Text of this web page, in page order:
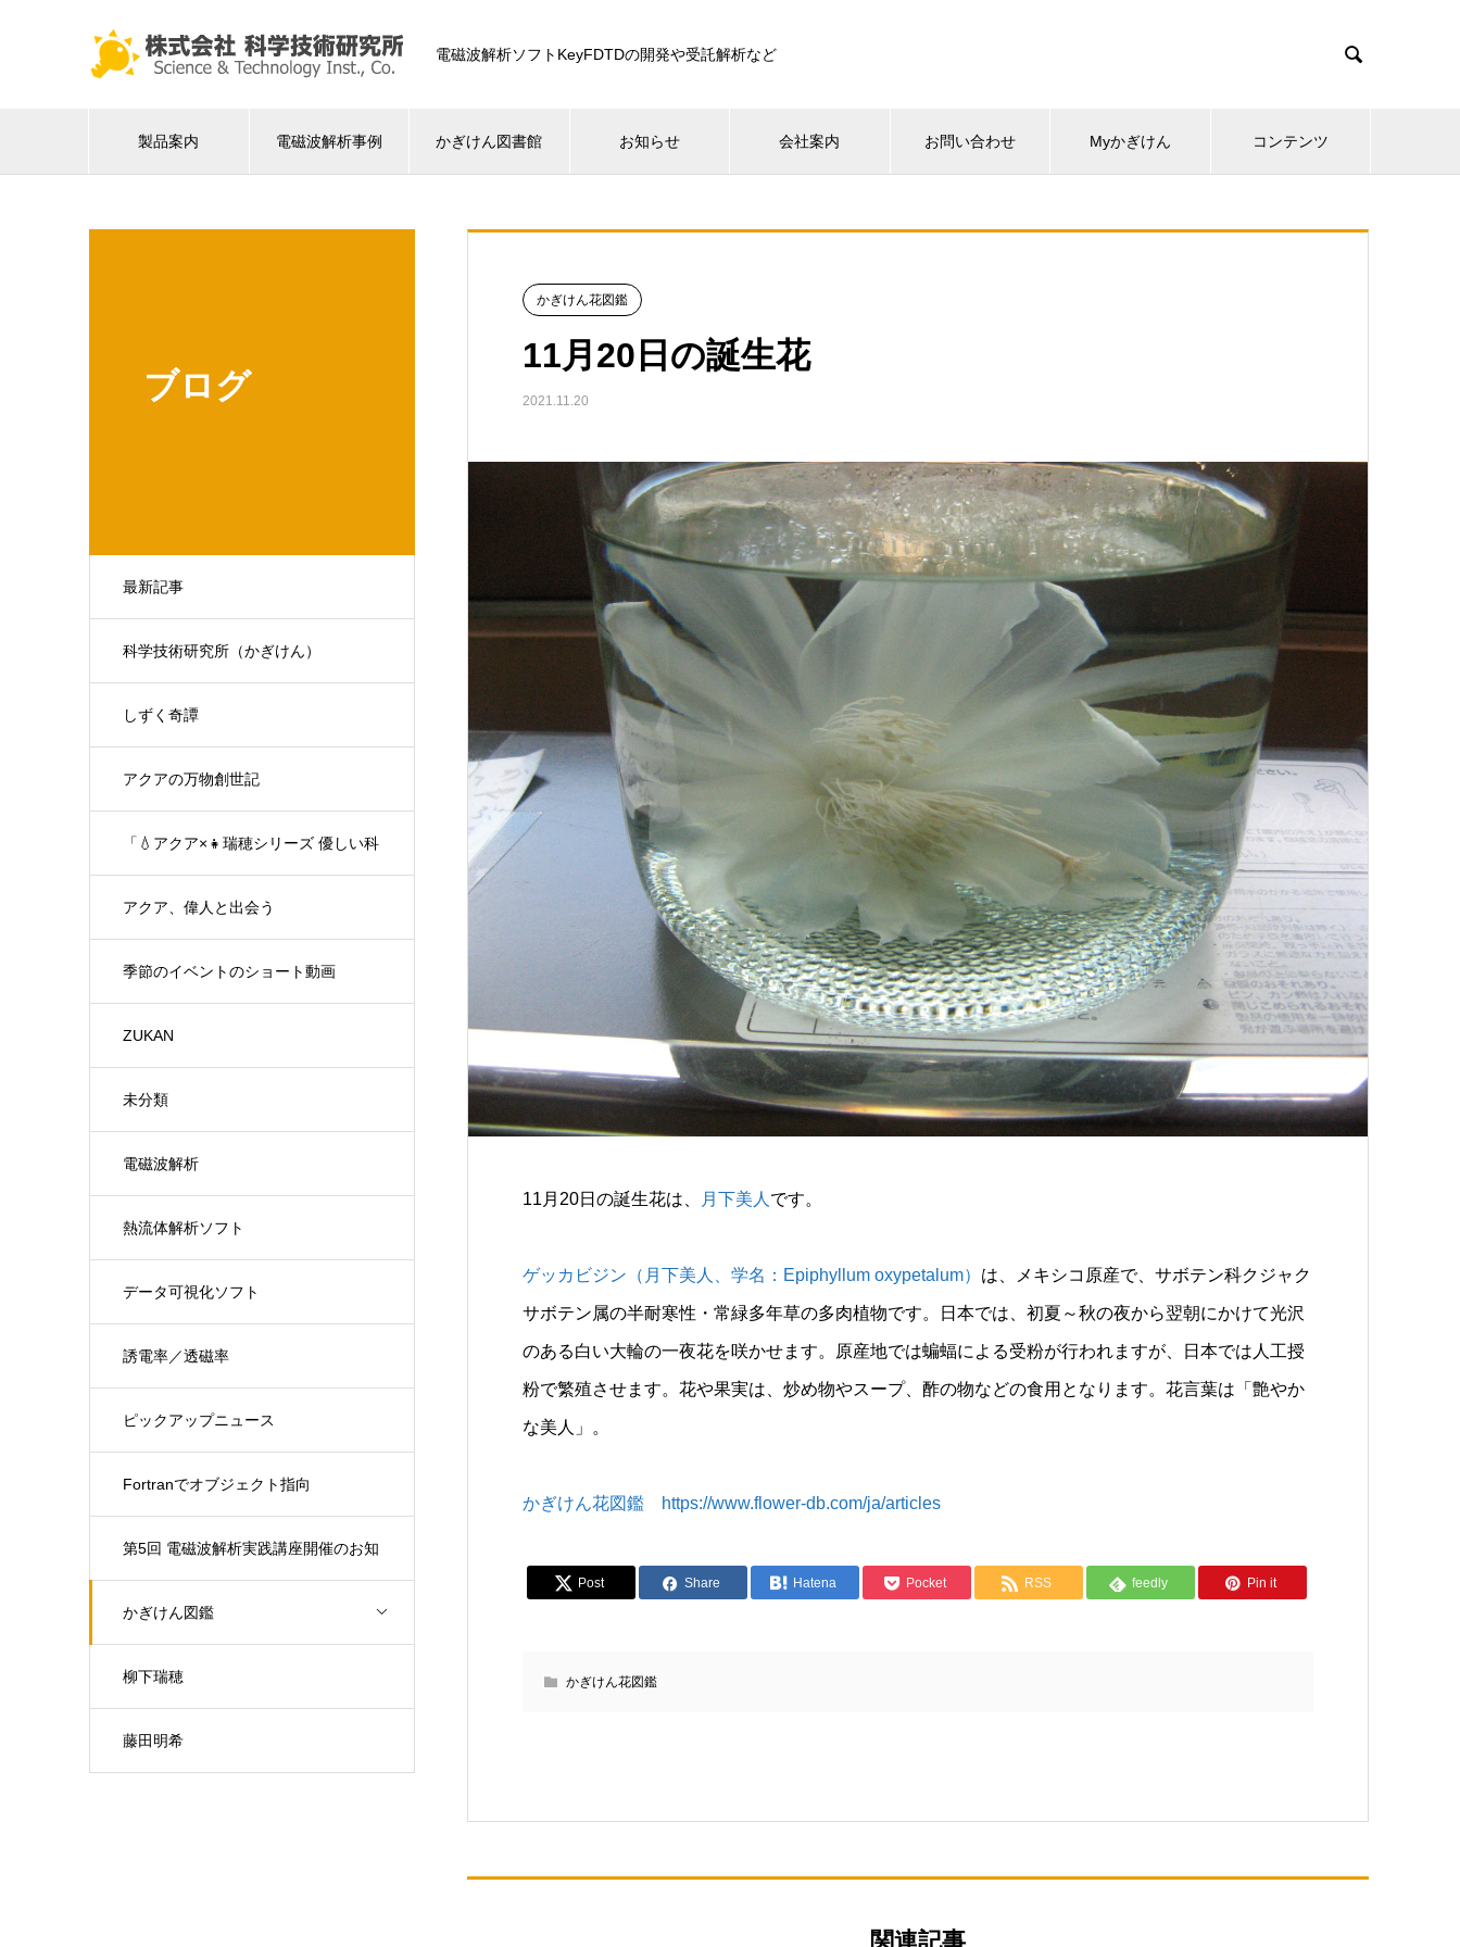
電磁波解析ソフトKeyFDTDの開発や受託解析など 
製品案内 電磁波解析事例 かぎけん図書館 お知らせ 会社案内 お問い合わせ Myかぎけん コンテンツ
ブログ
最新記事
科学技術研究所（かぎけん）
しずく奇譚
アクアの万物創世記
「💧アクア×👧瑞穂シリーズ 優しい科
学の対話」
アクア、偉人と出会う
季節のイベントのショート動画
ZUKAN
未分類
電磁波解析
熱流体解析ソフト
データ可視化ソフト
誘電率／透磁率
ピックアップニュース
Fortranでオブジェクト指向
第5回 電磁波解析実践講座開催のお知
らせ（開催日：9月30日)
かぎけん図鑑
柳下瑞穂
藤田明希
かぎけん花図鑑
11月20日の誕生花
2021.11.20
11月20日の誕生花は、 月下美人 です。
ゲッカビジン（月下美人、学名：Epiphyllum oxypetalum） は、メキシコ原産で、サボテン科クジャク
サボテン属の半耐寒性・常緑多年草の多肉植物です。日本では、初夏～秋の夜から翌朝にかけて光沢
のある白い大輪の一夜花を咲かせます。原産地では蝙蝠による受粉が行われますが、日本では人工授
粉で繁殖させます。花や果実は、炒め物やスープ、酢の物などの食用となります。花言葉は「艶やか
な美人」。
かぎけん花図鑑 https://www.flower-db.com/ja/articles
Post Share Hatena Pocket RSS feedly Pin it
かぎけん花図鑑
関連記事